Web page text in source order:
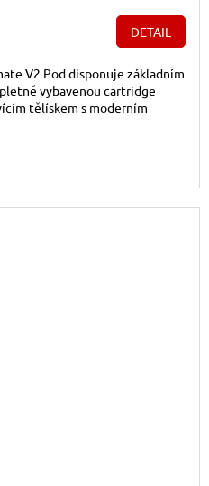
DETAIL
V2 Pod disponuje základním
vybavenou cartridge
tělískem s moderním